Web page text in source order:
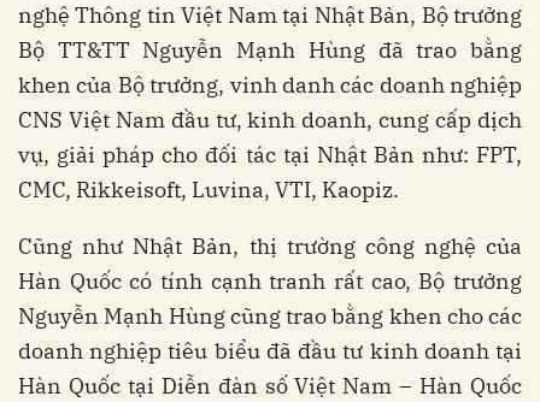
nghệ Thông tin Việt Nam tại Nhật Bản, Bộ trưởng
Bộ TT&TT Nguyễn Mạnh Hùng đã trao bằng
khen của Bộ trưởng, vinh danh các doanh nghiệp
CNS Việt Nam đầu tư, kinh doanh, cung cấp dịch
vụ, giải pháp cho đối tác tại Nhật Bản như: FPT,
CMC, Rikkeisoft, Luvina, VTI, Kaopiz.
Cũng như Nhật Bản, thị trường công nghệ của
Hàn Quốc có tính cạnh tranh rất cao, Bộ trưởng
Nguyễn Mạnh Hùng cũng trao bằng khen cho các
doanh nghiệp tiêu biểu đã đầu tư kinh doanh tại
Hàn Quốc tại Diễn đàn số Việt Nam – Hàn Quốc